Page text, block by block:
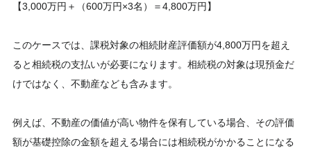
【3,000万円＋（600万円×3名）＝4,800万円】
このケースでは、課税対象の相続財産評価額が4,800万円を超え
ると相続税の支払いが必要になります。相続税の対象は現預金だ
けではなく、不動産なども含みます。
例えば、不動産の価値が高い物件を保有している場合、その評価
額が基礎控除の金額を超える場合には相続税がかかることになる